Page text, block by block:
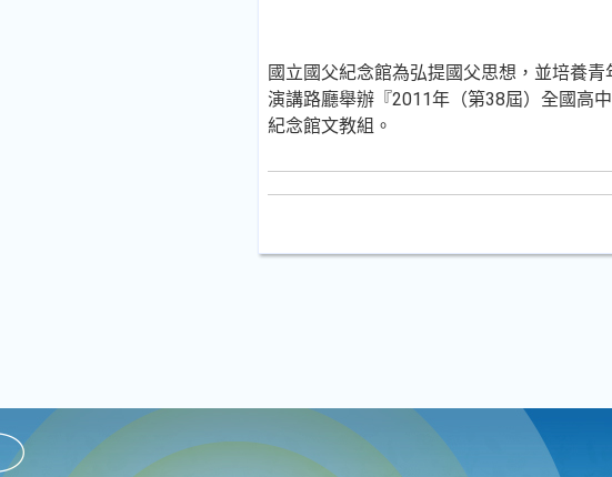
國立國父紀念館為弘提國父思想，並培養
演講路廳舉辦『2011年（第38屆）全國高
紀念館文教組。